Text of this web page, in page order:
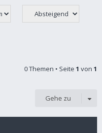
0 Themen • Seite 1 von 1
Gehe zu